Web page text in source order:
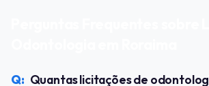
Quantas licitações de